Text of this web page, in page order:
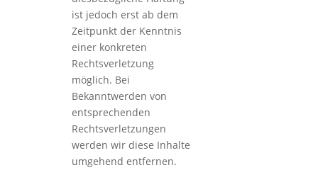
ist jedoch erst ab dem
Zeitpunkt der Kenntnis
einer konkreten
Rechtsverletzung
möglich. Bei
Bekanntwerden von
entsprechenden
Rechtsverletzungen
werden wir diese Inhalte
umgehend entfernen.